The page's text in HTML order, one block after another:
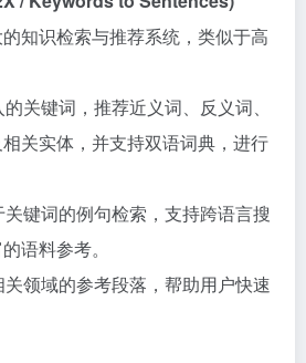
知识检索与推荐系统，类似于高
关键词，推荐近义词、反义词、
关实体，并支持双语词典，进行
关键词的例句检索，支持跨语言搜
语料参考。
关领域的参考段落，帮助用户快速